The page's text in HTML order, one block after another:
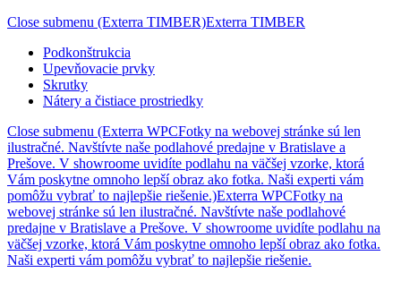
Close submenu (Exterra TIMBER)Exterra TIMBER
Podkonštrukcia
Upevňovacie prvky
Skrutky
Nátery a čistiace prostriedky
Close submenu (Exterra WPCFotky na webovej stránke sú len
ilustračné. Navštívte naše podlahové predajne v Bratislave a
Prešove. V showroome uvidíte podlahu na väčšej vzorke, ktorá
Vám poskytne omnoho lepší obraz ako fotka. Naši experti vám
pomôžu vybrať to najlepšie riešenie.)Exterra WPCFotky na
webovej stránke sú len ilustračné. Navštívte naše podlahové
predajne v Bratislave a Prešove. V showroome uvidíte podlahu na
väčšej vzorke, ktorá Vám poskytne omnoho lepší obraz ako fotka.
Naši experti vám pomôžu vybrať to najlepšie riešenie.